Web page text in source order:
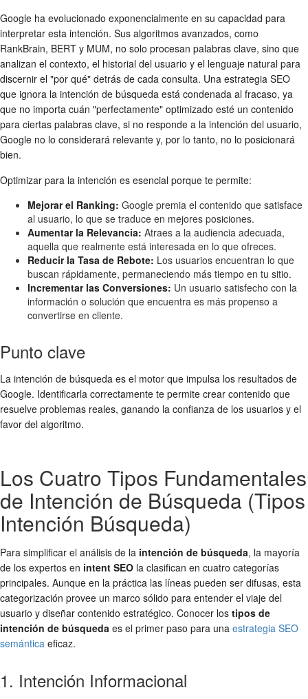
Google ha evolucionado exponencialmente en su capacidad para
interpretar esta intención. Sus algoritmos avanzados, como
RankBrain, BERT y MUM, no solo procesan palabras clave, sino que
analizan el contexto, el historial del usuario y el lenguaje natural para
discernir el "por qué" detrás de cada consulta. Una estrategia SEO
que ignora la intención de búsqueda está condenada al fracaso, ya
que no importa cuán "perfectamente" optimizado esté un contenido
para ciertas palabras clave, si no responde a la intención del usuario,
Google no lo considerará relevante y, por lo tanto, no lo posicionará
bien.
Optimizar para la intención es esencial porque te permite:
Mejorar el Ranking: Google premia el contenido que satisface
al usuario, lo que se traduce en mejores posiciones.
Aumentar la Relevancia: Atraes a la audiencia adecuada,
aquella que realmente está interesada en lo que ofreces.
Reducir la Tasa de Rebote: Los usuarios encuentran lo que
buscan rápidamente, permaneciendo más tiempo en tu sitio.
Incrementar las Conversiones: Un usuario satisfecho con la
información o solución que encuentra es más propenso a
convertirse en cliente.
Punto clave
La intención de búsqueda es el motor que impulsa los resultados de
Google. Identificarla correctamente te permite crear contenido que
resuelve problemas reales, ganando la confianza de los usuarios y el
favor del algoritmo.
Los Cuatro Tipos Fundamentales
de Intención de Búsqueda (Tipos
Intención Búsqueda)
Para simplificar el análisis de la intención de búsqueda, la mayoría
de los expertos en intent SEO la clasifican en cuatro categorías
principales. Aunque en la práctica las líneas pueden ser difusas, esta
categorización provee un marco sólido para entender el viaje del
usuario y diseñar contenido estratégico. Conocer los tipos de
intención de búsqueda es el primer paso para una estrategia SEO
semántica eficaz.
1. Intención Informacional